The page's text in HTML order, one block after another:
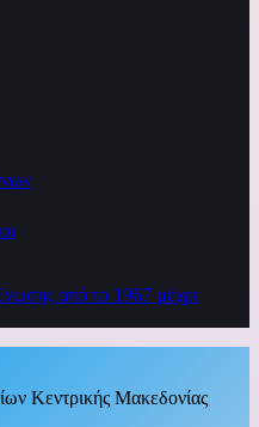
από το 1967 μέχρι
Κεντρικής Μακεδονίας